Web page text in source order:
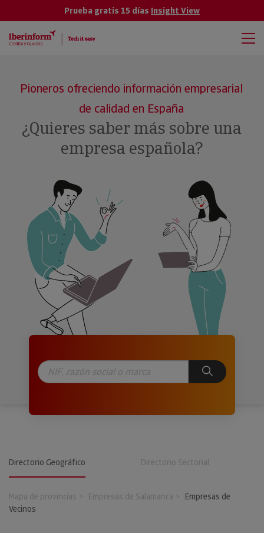
Prueba gratis 15 días Insight View
Pioneros ofreciendo información empresarial
de calidad en España
¿Quieres saber más sobre una
empresa española?
Directorio Geográfico Directorio Sectorial
Mapa de provincias Empresas de Salamanca
Empresas de
Vecinos